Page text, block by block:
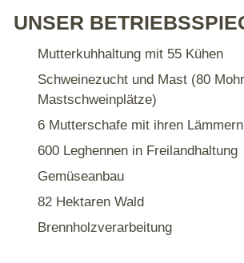
UNSER
Mutterkuhhaltung mit 55 Kühen
Schweinezucht und Mast (80
Mastschweinplätze)
6 Mutterschafe mit ihren Lämmern
600 Leghennen in Freilandhaltung
Gemüseanbau
82 Hektaren Wald
Brennholzverarbeitung